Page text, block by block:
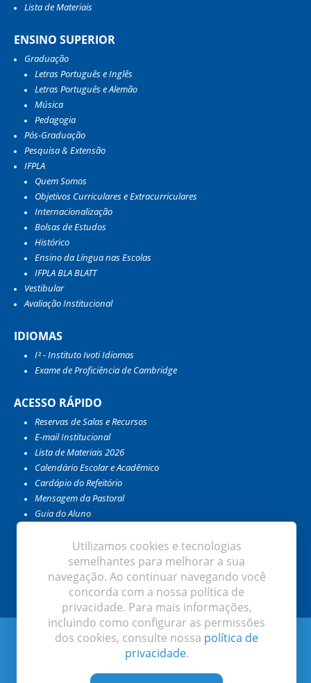
Lista de Materiais
ENSINO SUPERIOR
Graduação
Letras Português e Inglês
Letras Português e Alemão
Música
Pedagogia
Pós-Graduação
Pesquisa & Extensão
IFPLA
Quem Somos
Objetivos Curriculares e Extracurriculares
Internacionalização
Bolsas de Estudos
Histórico
Ensino da Língua nas Escolas
IFPLA BLA BLATT
Vestibular
Avaliação Institucional
IDIOMAS
I³ - Instituto Ivoti Idiomas
Exame de Proficiência de Cambridge
ACESSO RÁPIDO
Reservas de Salas e Recursos
E-mail Institucional
Lista de Materiais 2026
Calendário Escolar e Acadêmico
Cardápio do Refeitório
Mensagem da Pastoral
Guia do Aluno
Catálogo da Biblioteca
Meu EduConnect
Encontro com as Profissões
Instituto de Educação Ivoti. Todos os direitos reservados
Utilizamos cookies e tecnologias
semelhantes para melhorar a sua
navegação. Ao continuar navegando você
concorda com a nossa política de
privacidade. Para mais informações,
incluindo como configurar as permissões
dos cookies, consulte nossa política de
privacidade.